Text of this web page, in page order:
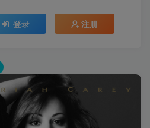
登录 注册